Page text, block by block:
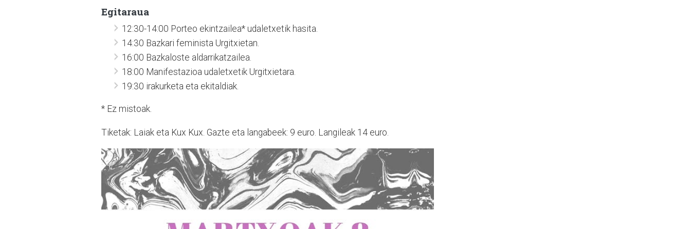
Egitaraua
12:30-14:00 Porteo ekintzailea* udaletxetik hasita.
14:30 Bazkari feminista Urgitxietan.
16:00 Bazkaloste aldarrikatzailea.
18:00 Manifestazioa udaletxetik Urgitxietara.
19:30 irakurketa eta ekitaldiak.
* Ez mistoak.
Tiketak: Laiak eta Kux Kux. Gazte eta langabeek: 9 euro. Langileak 14 euro.